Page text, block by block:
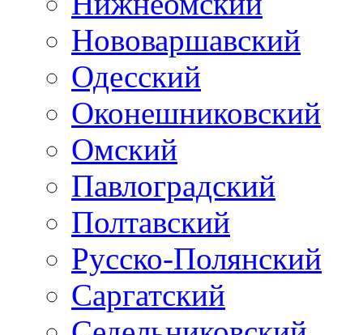
Нововаршавский
Одесский
Оконешниковский
Омский
Павлоградский
Полтавский
Русско-Полянский
Саргатский